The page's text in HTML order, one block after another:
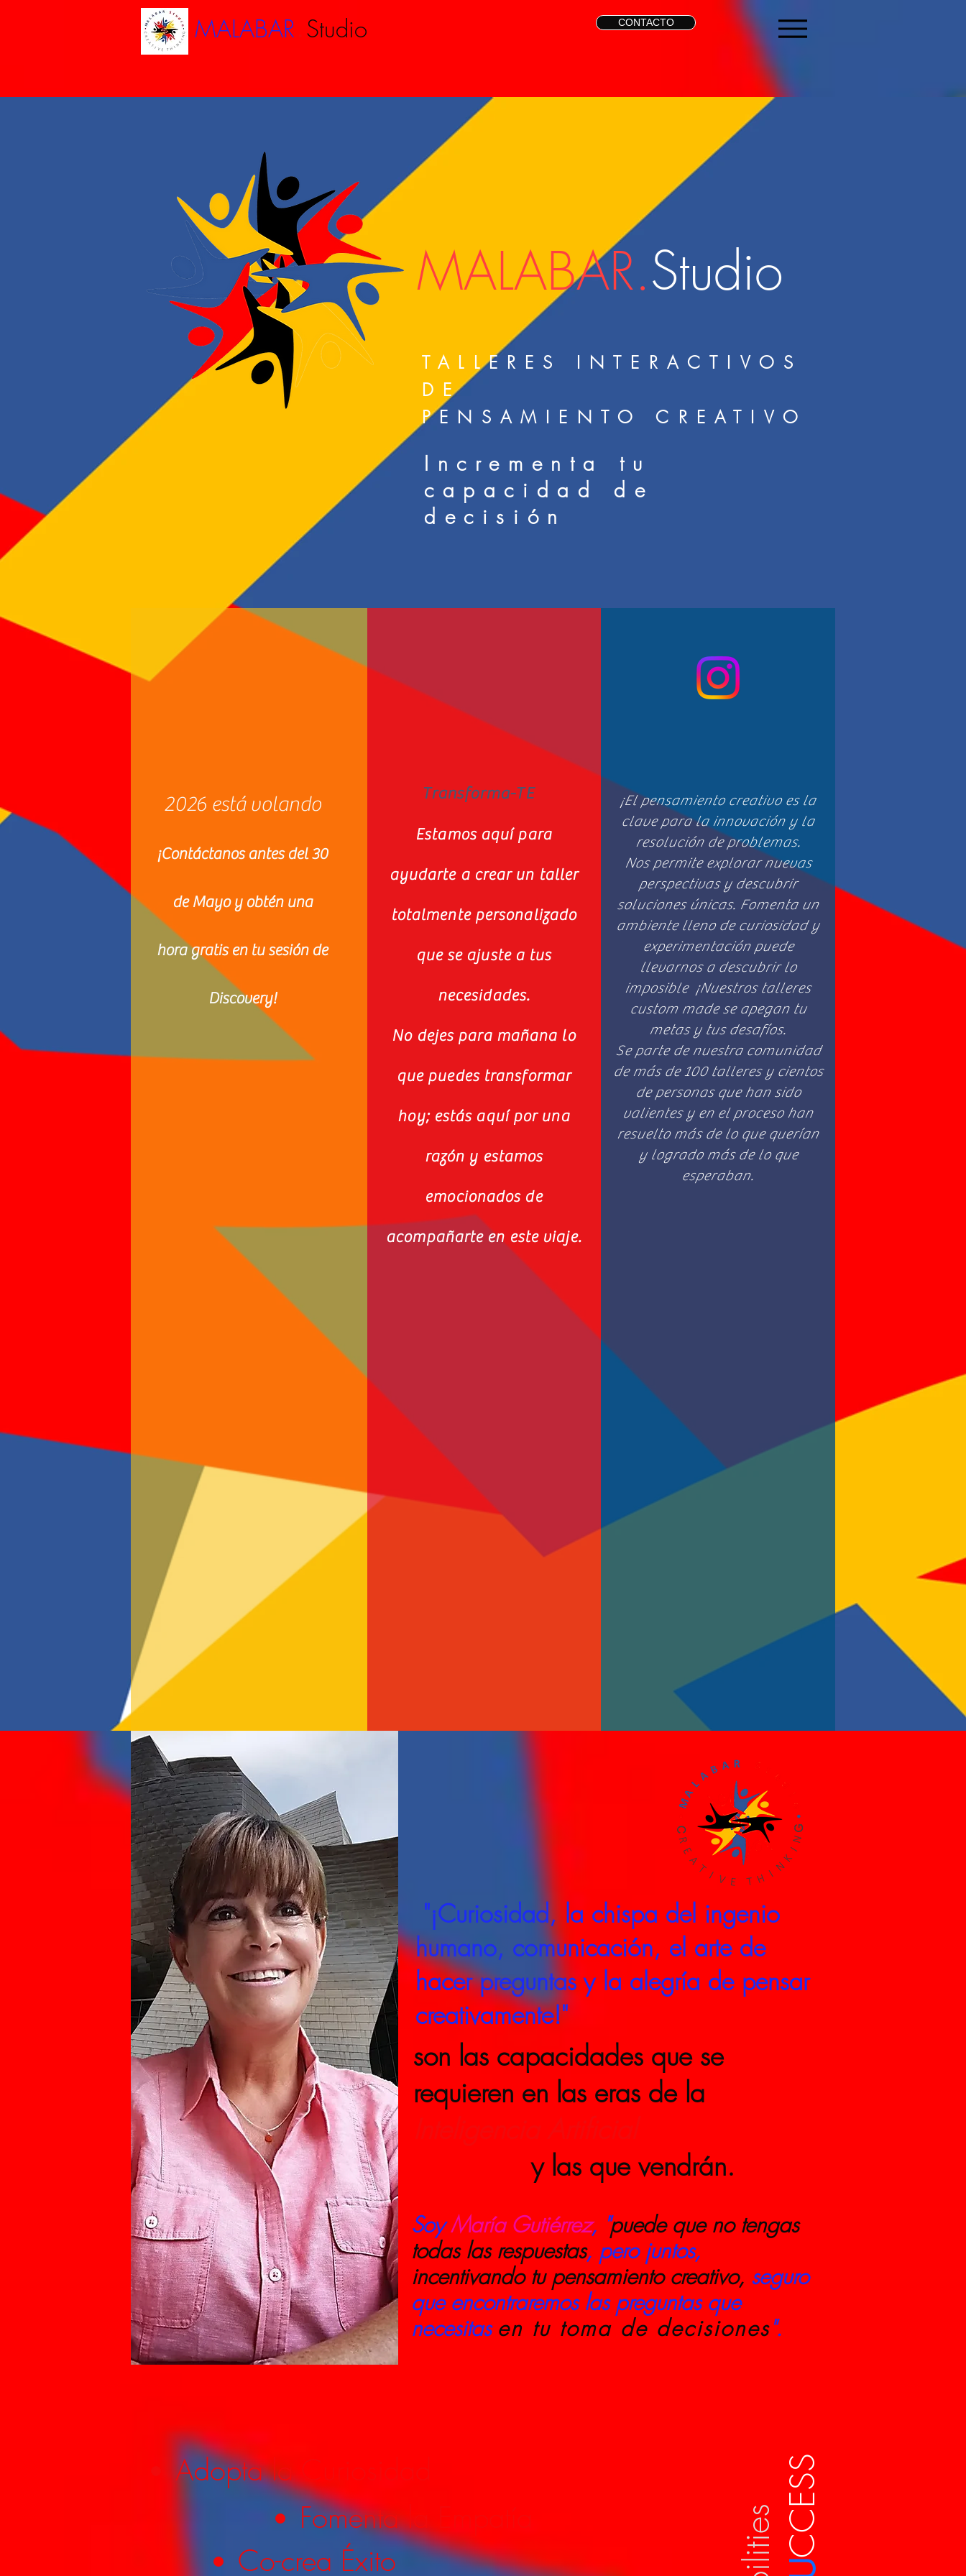
MALABAR Studio CONTACTO
MALABAR.Studio
TALLERES INTERACTIVOS
DE
PENSAMIENTO CREATIVO
Incrementa tu
capacidad de
decisión
2026 está volando
¡Contáctanos antes del 30
de Mayo y obtén una
hora gratis en tu sesión de
Discovery!
Transforma-TE
Estamos aquí para
ayudarte a crear un taller
totalmente personalizado
que se ajuste a tus
necesidades.
No dejes para mañana lo
que puedes transformar
hoy; estás aquí por una
razón y estamos
emocionados de
acompañarte en este viaje.
¡El pensamiento creativo es la
clave para la innovación y la
resolución de problemas.
Nos permite explorar nuevas
perspectivas y descubrir
soluciones únicas. Fomenta un
ambiente lleno de curiosidad y
experimentación puede
llevarnos a descubrir lo
imposible ¡Nuestros talleres
custom made se apegan tu
metas y tus desafíos.
Se parte de nuestra comunidad
de más de 100 talleres y cientos
de personas que han sido
valientes y en el proceso han
resuelto más de lo que querían
y logrado más de lo que
esperaban.
"¡Curiosidad, la chispa del ingenio
humano, comunicación, el arte de
hacer preguntas y la alegría de pensar
creativamente!"
son las capacidades que se
requieren en las eras de la
y las que vendrán.
SoyMaría Gutiérrez, "puede que no tengas
todas las respuestas, pero juntos,
incentivando tu pensamiento creativo, seguro
que encontraremos las preguntas que
necesitas en tu toma de decisiones".
Adopta la Curiosidad
Fomenta la Empatía
Co-crea Éxito
U
CCESS